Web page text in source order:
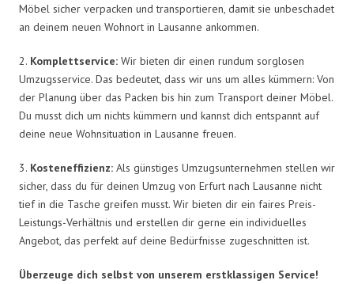
Möbel sicher verpacken und transportieren, damit sie unbeschadet
an deinem neuen Wohnort in Lausanne ankommen.
2. Komplettservice: Wir bieten dir einen rundum sorglosen
Umzugsservice. Das bedeutet, dass wir uns um alles kümmern: Von
der Planung über das Packen bis hin zum Transport deiner Möbel.
Du musst dich um nichts kümmern und kannst dich entspannt auf
deine neue Wohnsituation in Lausanne freuen.
3. Kosteneffizienz: Als günstiges Umzugsunternehmen stellen wir
sicher, dass du für deinen Umzug von Erfurt nach Lausanne nicht
tief in die Tasche greifen musst. Wir bieten dir ein faires Preis-
Leistungs-Verhältnis und erstellen dir gerne ein individuelles
Angebot, das perfekt auf deine Bedürfnisse zugeschnitten ist.
Überzeuge dich selbst von unserem erstklassigen Service!